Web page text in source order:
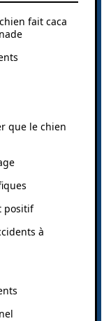
fait caca
que le chien
positif
à